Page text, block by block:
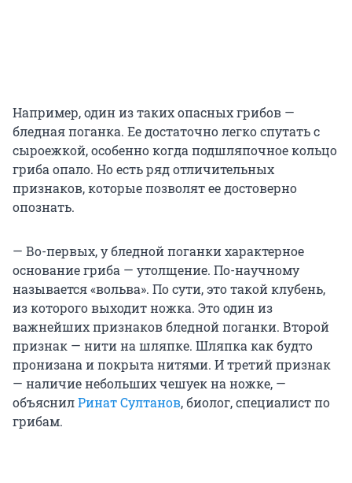
Например, один из таких опасных грибов —
бледная поганка. Ее достаточно легко спутать с
сыроежкой, особенно когда подшляпочное кольцо
гриба опало. Но есть ряд отличительных
признаков, которые позволят ее достоверно
опознать.
— Во-первых, у бледной поганки характерное
основание гриба — утолщение. По-научному
называется «вольва». По сути, это такой клубень,
из которого выходит ножка. Это один из
важнейших признаков бледной поганки. Второй
признак — нити на шляпке. Шляпка как будто
пронизана и покрыта нитями. И третий признак
— наличие небольших чешуек на ножке, —
объяснилРинат Султанов, биолог, специалист по
грибам.